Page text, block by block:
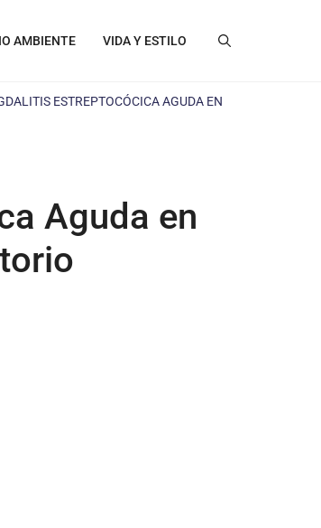
AMBIENTE VIDA Y ESTILO
ESTREPTOCÓCICA AGUDA EN
Aguda en